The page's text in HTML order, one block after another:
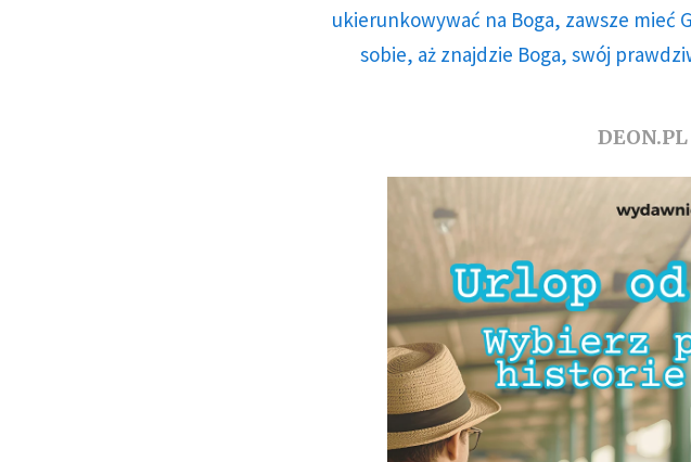
ukierunkowywać na Boga, zawsze mieć
sobie, aż znajdzie Boga, swój